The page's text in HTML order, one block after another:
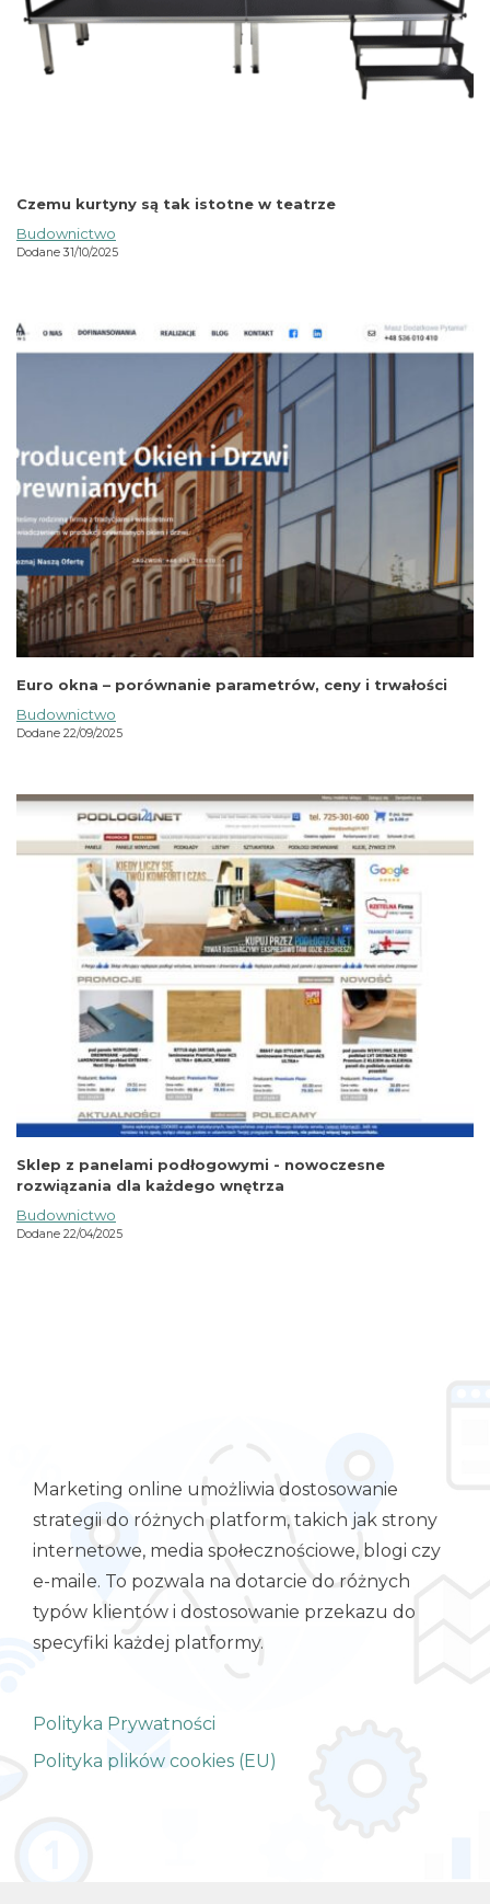
Czemu kurtyny są tak istotne w teatrze
Budownictwo
Dodane 31/10/2025
Euro okna – porównanie parametrów, ceny i trwałości
Budownictwo
Dodane 22/09/2025
Sklep z panelami podłogowymi - nowoczesne
rozwiązania dla każdego wnętrza
Budownictwo
Dodane 22/04/2025
Marketing online umożliwia dostosowanie
strategii do różnych platform, takich jak strony
internetowe, media społecznościowe, blogi czy
e-maile. To pozwala na dotarcie do różnych
typów klientów i dostosowanie przekazu do
specyfiki każdej platformy.
Polityka Prywatności
Polityka plików cookies (EU)